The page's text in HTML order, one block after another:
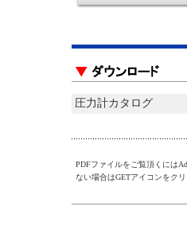
圧力計カタログ
PDFファイルをご覧頂くには
ない場合はGETアイコンをク